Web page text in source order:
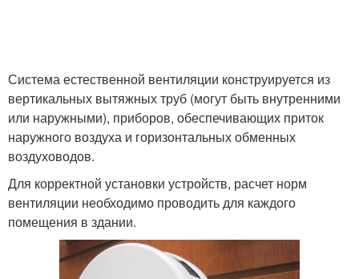
Система естественной вентиляции конструируется из
вертикальных вытяжных труб (могут быть внутренними
или наружными), приборов, обеспечивающих приток
наружного воздуха и горизонтальных обменных
воздуховодов.
Для корректной установки устройств, расчет норм
вентиляции необходимо проводить для каждого
помещения в здании.